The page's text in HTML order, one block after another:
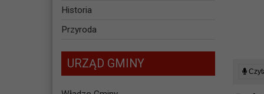
Historia
Przyroda
URZĄD GMINY